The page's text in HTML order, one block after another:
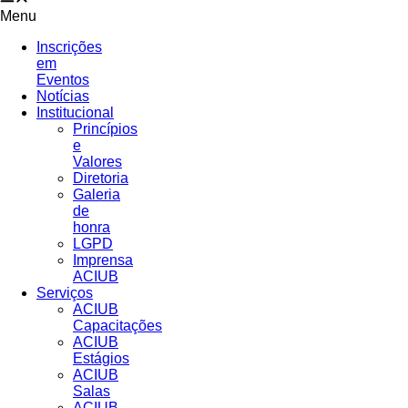
Menu
Inscrições
em
Eventos
Notícias
Institucional
Princípios
e
Valores​
Diretoria
Galeria
de
honra
LGPD
Imprensa
ACIUB
Serviços
ACIUB
Capacitações
ACIUB
Estágios
ACIUB
Salas